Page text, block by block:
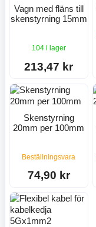
Vagn med fläns till
skenstyrning 15mm
104 i lager
213,47 kr
Skenstyrning
20mm per 100mm
Beställningsvara
74,90 kr